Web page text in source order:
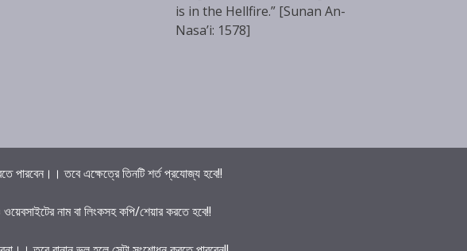
is in the Hellfire.” [Sunan An-
Nasa’i: 1578]
পারবেন।। তবে এক্ষেত্রে তিনটি শর্ত প্রযোজ্য হবে!!
নাম বা লিংকসহ কপি/শেয়ার করতে হবে!!